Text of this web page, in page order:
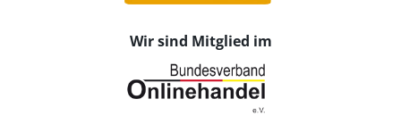
Wir sind Mitglied im